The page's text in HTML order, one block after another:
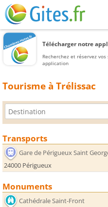
Télécharger notre
Recherchez et réservez
application
Tourisme à Trélissac
Transports
Gare de Périgueux Saint
24000 Périgueux
Monuments
Cathédrale Saint-Front